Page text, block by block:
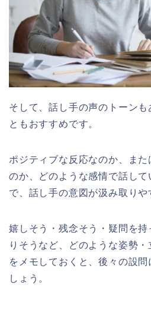
そして、話し手の声のトーンも
ともおすすめです。
ポジティブな反応なのか、ま
のか、どのような感情で話して
で、話し手の意図が汲み取りや
嬉しそう・残念そう・疑問を
りそうなど、どのような姿勢
をメモしておくと、後々の設
しょう。